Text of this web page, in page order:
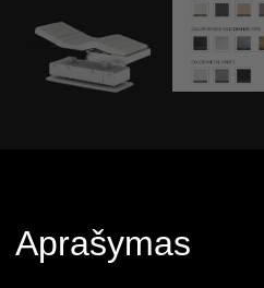
Aprašymas